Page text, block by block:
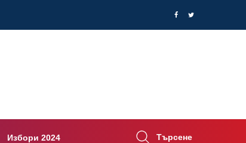
Избори 2024 Търсене